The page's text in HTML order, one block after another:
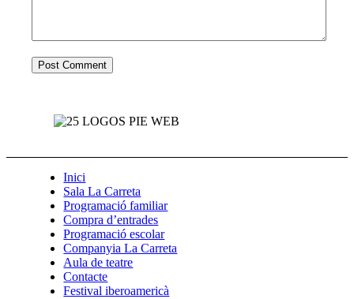
Inici
Sala La Carreta
Programació familiar
Compra d’entrades
Programació escolar
Companyia La Carreta
Aula de teatre
Contacte
Festival iberoamericà